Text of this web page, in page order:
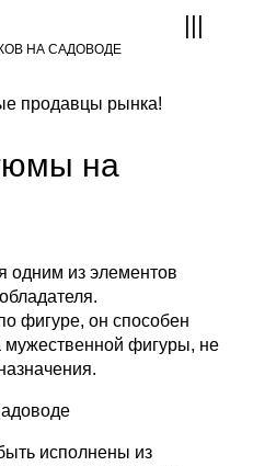
НА САДОВОДЕ
продавцы рынка!
на
одним из элементов
фигуре, он способен
мужественной фигуры, не
исполнены из